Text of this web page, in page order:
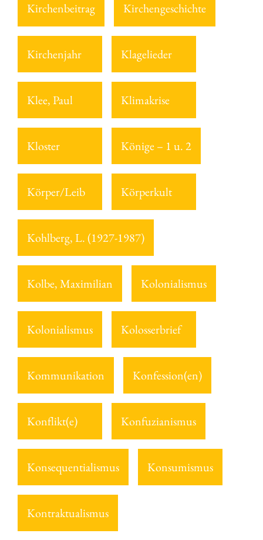
Kirchenbeitrag Kirchengeschichte
Kirchenjahr Klagelieder
Klee, Paul Klimakrise
Kloster Könige – 1 u. 2
Körper/Leib Körperkult
Kohlberg, L. (1927-1987)
Kolbe, Maximilian Kolonialismus
Kolonialismus Kolosserbrief
Kommunikation Konfession(en)
Konflikt(e) Konfuzianismus
Konsequentialismus Konsumismus
Kontraktualismus